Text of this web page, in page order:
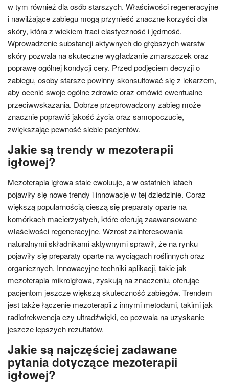
w tym również dla osób starszych. Właściwości regeneracyjne
i nawilżające zabiegu mogą przynieść znaczne korzyści dla
skóry, która z wiekiem traci elastyczność i jędrność.
Wprowadzenie substancji aktywnych do głębszych warstw
skóry pozwala na skuteczne wygładzanie zmarszczek oraz
poprawę ogólnej kondycji cery. Przed podjęciem decyzji o
zabiegu, osoby starsze powinny skonsultować się z lekarzem,
aby ocenić swoje ogólne zdrowie oraz omówić ewentualne
przeciwwskazania. Dobrze przeprowadzony zabieg może
znacznie poprawić jakość życia oraz samopoczucie,
zwiększając pewność siebie pacjentów.
Jakie są trendy w mezoterapii
igłowej?
Mezoterapia igłowa stale ewoluuje, a w ostatnich latach
pojawiły się nowe trendy i innowacje w tej dziedzinie. Coraz
większą popularnością cieszą się preparaty oparte na
komórkach macierzystych, które oferują zaawansowane
właściwości regeneracyjne. Wzrost zainteresowania
naturalnymi składnikami aktywnymi sprawił, że na rynku
pojawiły się preparaty oparte na wyciągach roślinnych oraz
organicznych. Innowacyjne techniki aplikacji, takie jak
mezoterapia mikroigłowa, zyskują na znaczeniu, oferując
pacjentom jeszcze większą skuteczność zabiegów. Trendem
jest także łączenie mezoterapii z innymi metodami, takimi jak
radiofrekwencja czy ultradźwięki, co pozwala na uzyskanie
jeszcze lepszych rezultatów.
Jakie są najczęściej zadawane
pytania dotyczące mezoterapii
igłowej?